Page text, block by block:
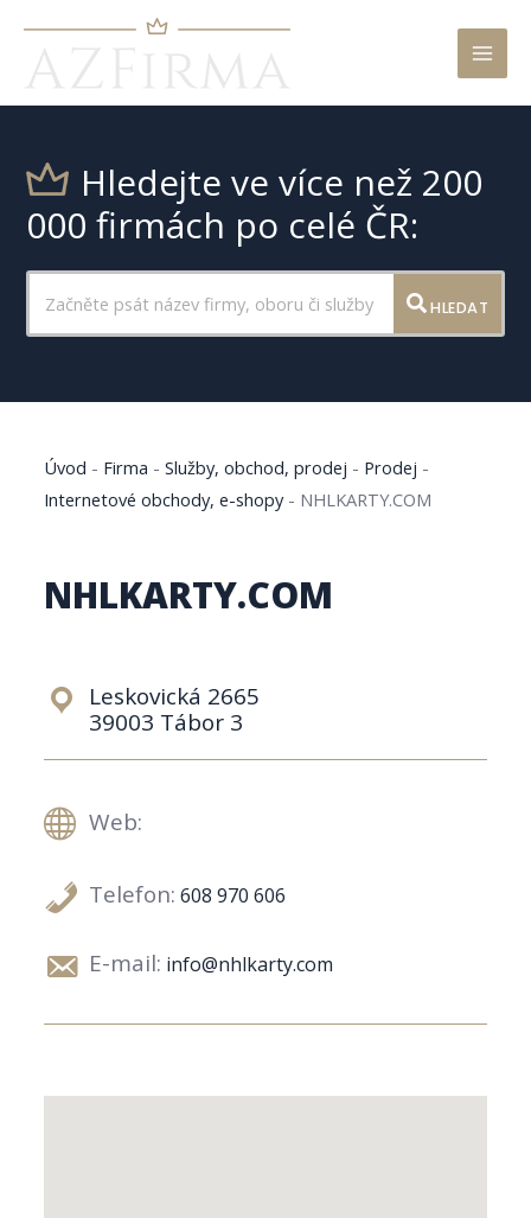
Hledejte ve více než 200
000 firmách po celé ČR:
HLEDAT
Úvod - Firma -Služby, obchod, prodej - Prodej -
Internetové obchody, e-shopy- NHLKARTY.COM
NHLKARTY.COM
Leskovická 2665
39003 Tábor 3
Web:
Telefon: 608 970 606
E-mail: info@nhlkarty.com